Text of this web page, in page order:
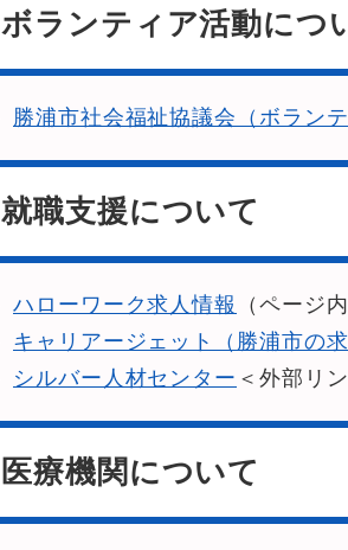
ボランティア活動につ
勝浦市社会福祉協議会（ボランテ
就職支援について
ハローワーク求人情報
（ページ
キャリアージェット（勝浦市の求
シルバー人材センター ＜外部リ
医療機関について